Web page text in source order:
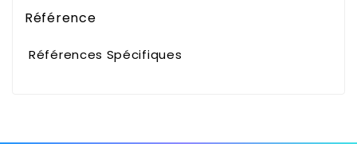
Référence
Références Spécifiques